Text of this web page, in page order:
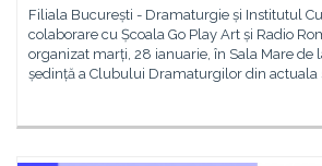
Filiala București - Dramaturgie și Institutul
colaborare cu Școala Go Play Art și Radio
organizat marți, 28 ianuarie, în Sala Mare de
ședință a Clubului Dramaturgilor din actuala